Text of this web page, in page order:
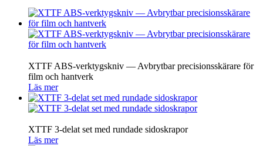
XTTF ABS-verktygskniv — Avbrytbar precisionsskärare för
film och hantverk
Läs mer
XTTF 3-delat set med rundade sidoskrapor
Läs mer